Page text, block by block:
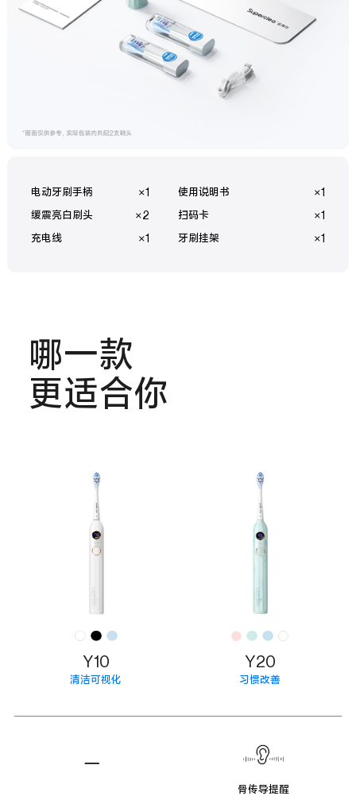
电动牙刷手柄 ×1 使用说明书 ×1
缓震亮白刷头 ×2 扫码卡 ×1
充电线 ×1 牙刷挂架 ×1
哪一款
更适合你
Y10
清洁可视化
Y20
习惯改善
骨传导提醒